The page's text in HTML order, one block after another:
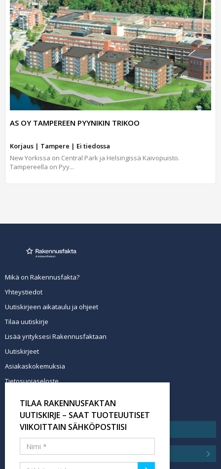
AS OY TAMPEREEN PYYNIKIN TRIKOO
Korjaus | Tampere | Ei tiedossa
New Yorkissa on Central Park ja Helsingissä Kaivopuisto.
Tampereella on Pyy...
Mikä on Rakennusfakta?
Yhteystiedot
Uutiskirjeen aikataulu ja ohjeet
Tilaa uutiskirje
Lisää yrityksesi Rakennusfaktaan
Uutiskirjeet
Asiakaskokemuksia
Tietosuojaseloste
Tilaa uutiskirje
TILAA RAKENNUSFAKTAN
UUTISKIRJE – SAAT TUOTEUUTISET
VIIKOITTAIN SÄHKÖPOSTIISI